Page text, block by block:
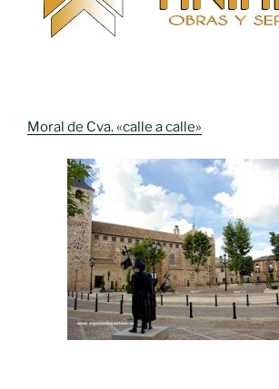
Moral de Cva. «calle a calle»